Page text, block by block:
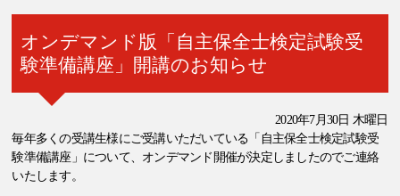
オンデマンド版「自主保全士検定試験受
験準備講座」開講のお知らせ
2020年7月30日 木曜日
毎年多くの受講生様にご受講いただいている「自主保全士検定試験受
験準備講座」について、オンデマンド開催が決定しましたのでご連絡
いたします。